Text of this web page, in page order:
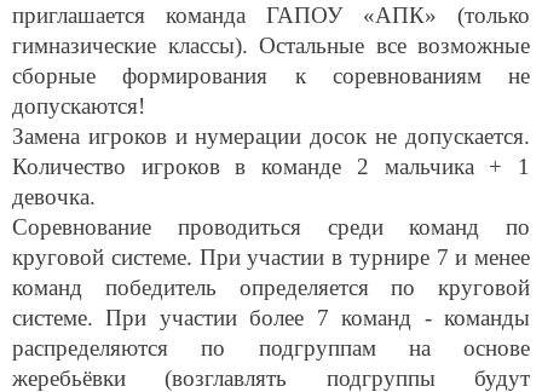
приглашается команда ГАПОУ «АПК» (только
гимназические классы). Остальные все возможные
сборные формирования к соревнованиям не
допускаются!
Замена игроков и нумерации досок не допускается.
Количество игроков в команде 2 мальчика + 1
девочка.
Соревнование проводиться среди команд по
круговой системе. При участии в турнире 7 и менее
команд победитель определяется по круговой
системе. При участии более 7 команд - команды
распределяются по подгруппам на основе
жеребьёвки (возглавлять подгруппы будут